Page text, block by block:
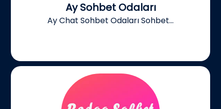
Ay Sohbet Odaları
Ay Chat Sohbet Odaları Sohbet...